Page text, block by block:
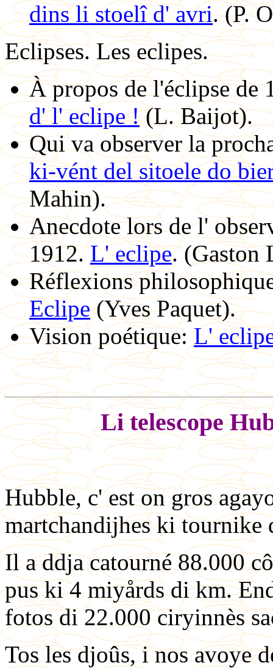
dins li stoelî d' avri. (P.
Eclipses.Les eclipes.
À propos de l'éclipse de
d' l' eclipe !(L. Baijot).
Qui va observer la
ki-vént del sitoele do
Mahin).
Anecdote lors de l'
1912. L' eclipe. (Gaston
Réflexions
Eclipe(Yves Paquet).
Vision poétique: L'
Li telescope
Hubble, c' est on gros
martchandijhes ki tournike
Il a ddja catourné 88.000
pus ki 4 miyårds di km.
fotos di 22.000 ciryinnès
Tos les djoûs, i nos avoye